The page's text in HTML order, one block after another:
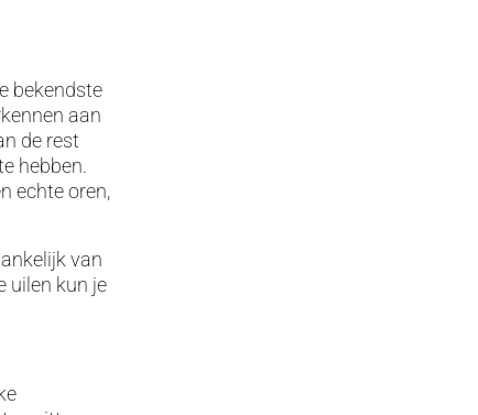
bekendste
aan
de rest
hebben.
echte oren,
van
uilen kun je